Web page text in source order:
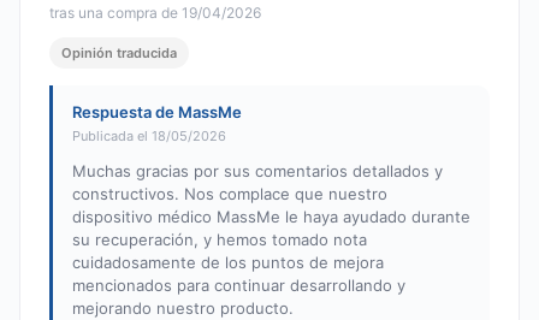
tras una compra de 19/04/2026
Opinión traducida
Respuesta de MassMe
Publicada el 18/05/2026
Muchas gracias por sus comentarios detallados y
constructivos. Nos complace que nuestro
dispositivo médico MassMe le haya ayudado durante
su recuperación, y hemos tomado nota
cuidadosamente de los puntos de mejora
mencionados para continuar desarrollando y
mejorando nuestro producto.